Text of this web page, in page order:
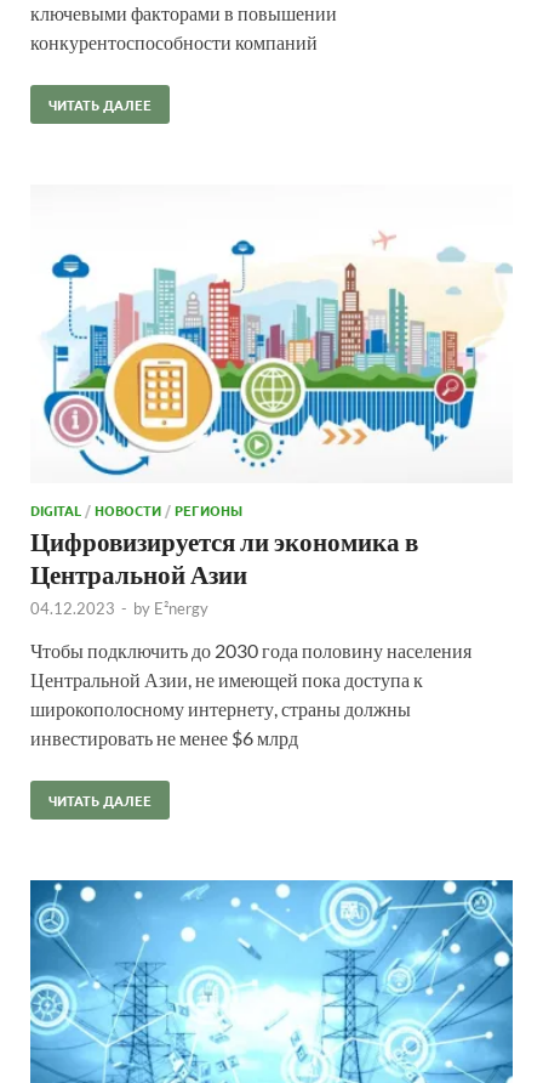
ключевыми факторами в повышении
конкурентоспособности компаний
ЧИТАТЬ ДАЛЕЕ
DIGITAL /НОВОСТИ /РЕГИОНЫ
Цифровизируется ли экономика в
Центральной Азии
04.12.2023 - by E²nergy
Чтобы подключить до 2030 года половину населения
Центральной Азии, не имеющей пока доступа к
широкополосному интернету, страны должны
инвестировать не менее $6 млрд
ЧИТАТЬ ДАЛЕЕ